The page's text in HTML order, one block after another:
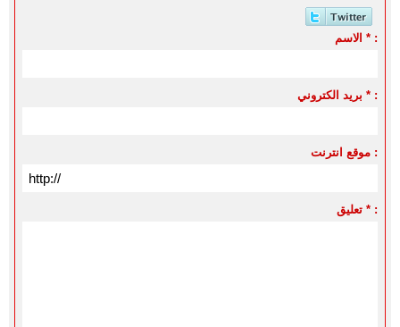
الاسم * :
بريد الكتروني * :
موقع انترنت :
تعليق * :